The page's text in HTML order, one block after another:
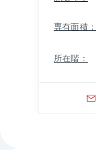
専有面積：
所在階：